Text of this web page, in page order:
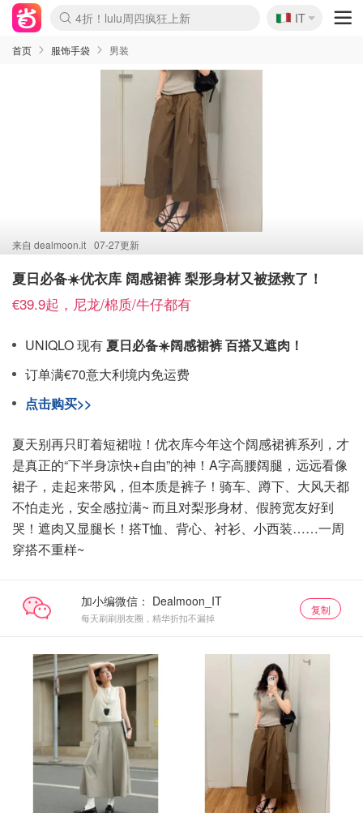
Boticinal 夏促开抢！
4折！lulu周四疯狂上新
速领！Stanley独家85折
Zalando 奥莱闪促！每日更新
🇮🇹
IT
首页 服饰手袋 男装
来自 dealmoon.it 07-27更新
夏日必备☀️优衣库 阔感裙裤 梨形身材又被拯救了！
€39.9起，尼龙/棉质/牛仔都有
UNIQLO 现有夏日必备☀️阔感裙裤 百搭又遮肉！
订单满€70意大利境内免运费
点击购买>>
夏天别再只盯着短裙啦！优衣库今年这个阔感裙裤系列，才
是真正的“下半身凉快+自由”的神！A字高腰阔腿，远远看像
裙子，走起来带风，但本质是裤子！骑车、蹲下、大风天都
不怕走光，安全感拉满~ 而且对梨形身材、假胯宽友好到
哭！遮肉又显腿长！搭T恤、背心、衬衫、小西装……一周
穿搭不重样~
加小编微信：
每天刷刷朋友圈，精华折扣不漏掉
复制